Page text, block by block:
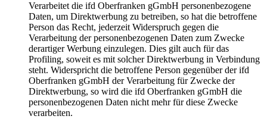
Verarbeitet die ifd Oberfranken gGmbH personenbezogene
Daten, um Direktwerbung zu betreiben, so hat die betroffene
Person das Recht, jederzeit Widerspruch gegen die
Verarbeitung der personenbezogenen Daten zum Zwecke
derartiger Werbung einzulegen. Dies gilt auch für das
Profiling, soweit es mit solcher Direktwerbung in Verbindung
steht. Widerspricht die betroffene Person gegenüber der ifd
Oberfranken gGmbH der Verarbeitung für Zwecke der
Direktwerbung, so wird die ifd Oberfranken gGmbH die
personenbezogenen Daten nicht mehr für diese Zwecke
verarbeiten.